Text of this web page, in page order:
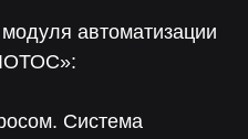
автоматизации
Система